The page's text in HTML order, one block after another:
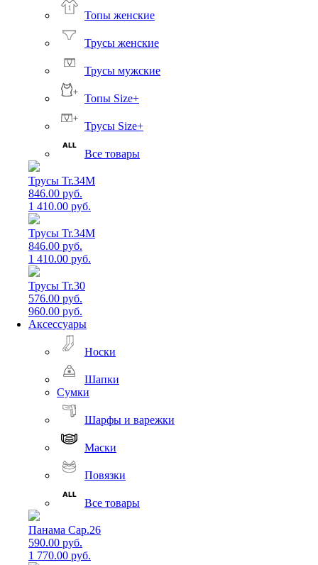
Топы женские
Трусы женские
Трусы мужские
Топы Size+
Трусы Size+
Все товары
Трусы Tr.34M
846.00 руб.
1 410.00 руб.
Трусы Tr.34M
846.00 руб.
1 410.00 руб.
Трусы Tr.30
576.00 руб.
960.00 руб.
Аксессуары
Носки
Шапки
Сумки
Шарфы и варежки
Маски
Повязки
Все товары
Панама Cap.26
590.00 руб.
1 770.00 руб.